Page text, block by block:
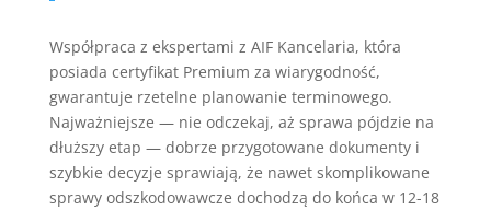
Współpraca z ekspertami z AIF Kancelaria, która
posiada certyfikat Premium za wiarygodność,
gwarantuje rzetelne planowanie terminowego.
Najważniejsze — nie odczekaj, aż sprawa pójdzie na
dłuższy etap — dobrze przygotowane dokumenty i
szybkie decyzje sprawiają, że nawet skomplikowane
sprawy odszkodowawcze dochodzą do końca w 12-18